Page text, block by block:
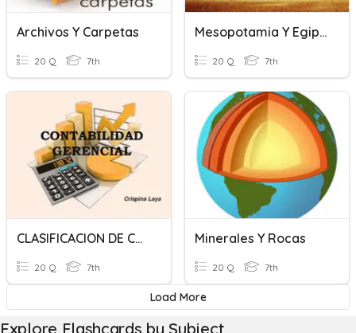
Archivos Y Carpetas
20 Q 7th
Mesopotamia Y Egipto
20 Q 7th
CLASIFICACION DE CUENTAS
20 Q 7th
Minerales Y Rocas
20 Q 7th
Load More
Explore Flashcards by Subject